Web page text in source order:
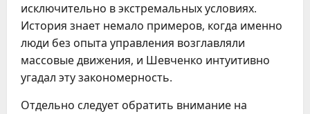
исключительно в экстремальных условиях.
История знает немало примеров, когда именно
люди без опыта управления возглавляли
массовые движения, и Шевченко интуитивно
угадал эту закономерность.
Отдельно следует обратить внимание на